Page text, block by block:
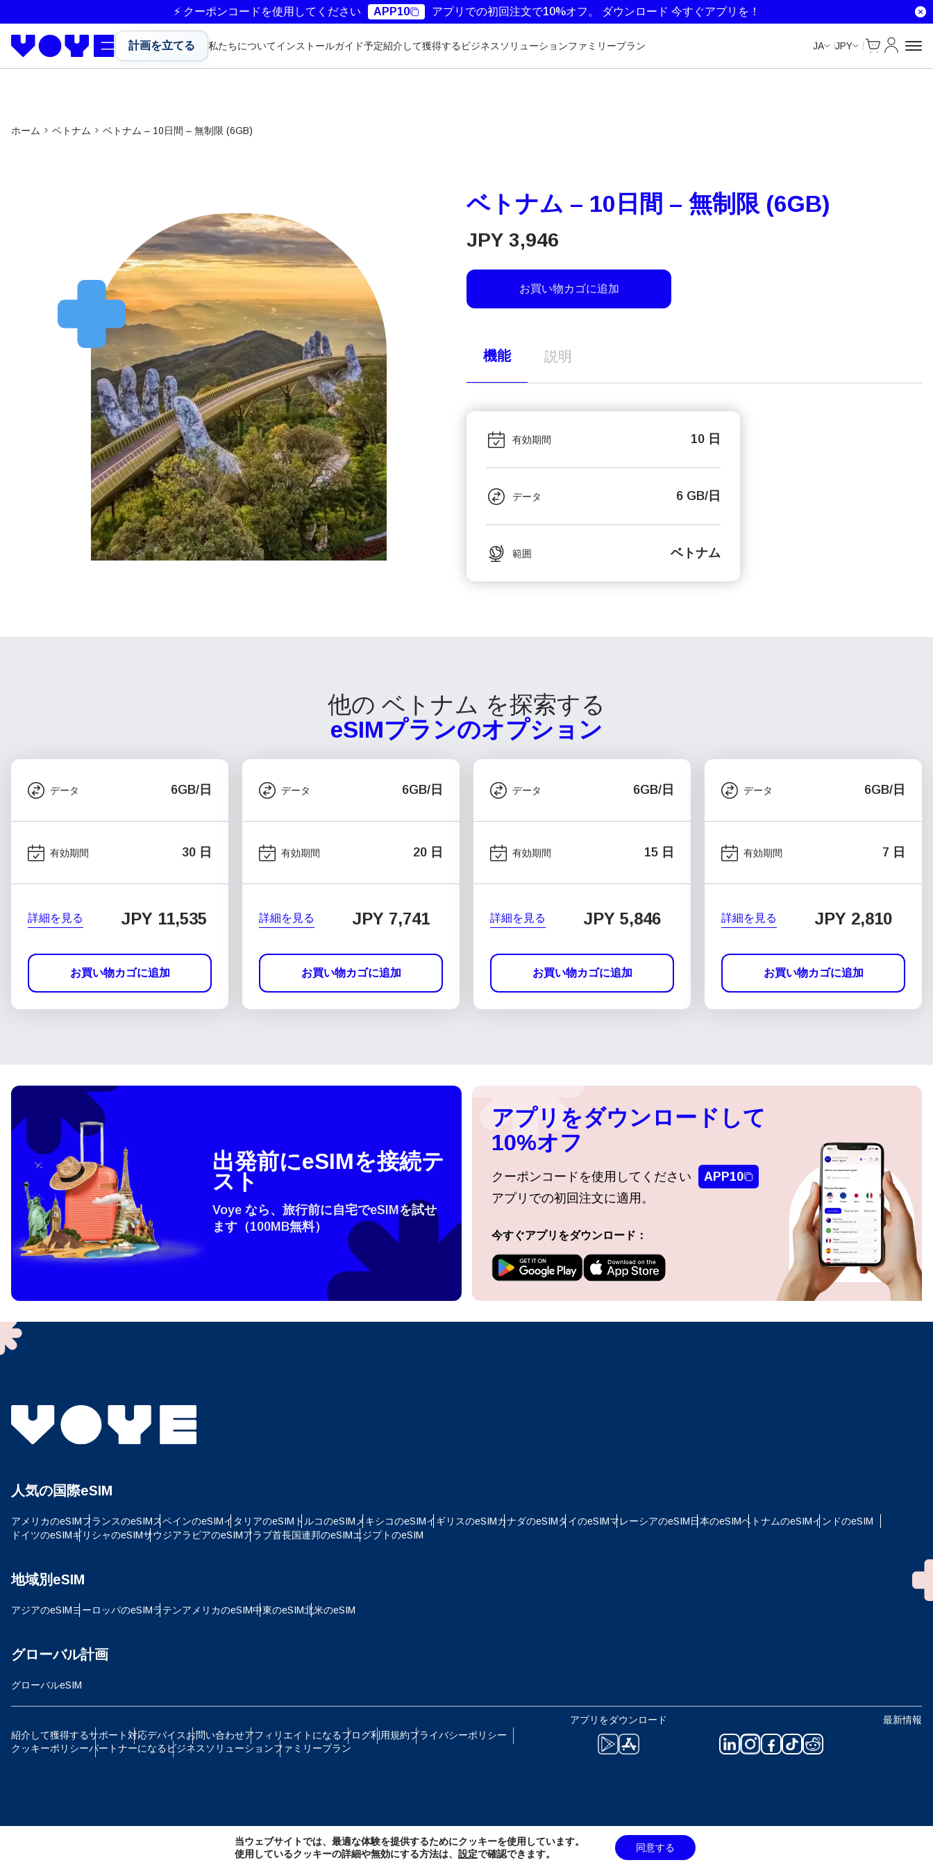
⚡ クーポンコードを使用してください APP10 アプリでの初回注文で10%オフ。 ダウンロード 今すぐアプリを！
計画を立てる 私たちについてインストールガイド予定紹介して獲得する ビジネスソリューションファミリープラン JA JPY
Cart
マイアカ
ホーム ベトナム ベトナム – 10日間 – 無制限 (6GB)
ベトナム – 10日間 – 無制限 (6GB)
JPY 3,946
お買い物カゴに追加
機能 説明
有効期間 10 日
データ 6 GB/日
範囲 ベトナム
他の ベトナム を探索する
eSIMプランのオプション
データ 6GB/日
有効期間 30 日
詳細を見る JPY 11,535
お買い物カゴに追加
データ 6GB/日
有効期間 20 日
詳細を見る JPY 7,741
お買い物カゴに追加
データ 6GB/日
有効期間 15 日
詳細を見る JPY 5,846
お買い物カゴに追加
データ 6GB/日
有効期間 7 日
詳細を見る JPY 2,810
お買い物カゴに追加
How do I get my eSim?
To get your eSIM, start by checking if your device supports eSIM
technology. Then, contact your mobile carrier to request an eSIM activation.
or enter in your device settings. Once activated, you can enjoy the benefits
出発前にeSIMを接続テ
スト
Voye なら、旅行前に自宅でeSIMを試せ
ます（100MB無料）
アプリをダウンロードして
10%オフ
クーポンコードを使用してください
APP10
アプリでの初回注文に適用。
今すぐアプリをダウンロード：
人気の国際eSIM
アメリカのeSIMフランスのeSIMスペインのeSIMイタリアのeSIM トルコのeSIMメキシコのeSIMイギリスのeSIMカナダのeSIMタイのeSIMマレーシアのeSIM日本のeSIMベトナムのeSIMインドのeSIM
ドイツのeSIMギリシャのeSIMサウジアラビアのeSIMアラブ首長国連邦のeSIMエジプトのeSIM
地域別eSIM
アジアのeSIMヨーロッパのeSIMラテンアメリカのeSIM中東のeSIM北米のeSIM
グローバル計画
グローバルeSIM
紹介して獲得するサポート対応デバイスお問い合わせアフィリエイトになるブログ利用規約プライバシーポリシー
クッキーポリシーパートナーになるビジネスソリューションファミリープラン
アプリをダウンロード 最新情報
言語を選択
CAD - カナダドル
CHF - スイス・フラン NZD - ニュージーランド・ドル
ログインまたは登録
アカウントにログインするか、数秒でアカウントを作成してください。
当ウェブサイトでは、最適な体験を提供するためにクッキーを使用しています。
使用しているクッキーの詳細や無効にする方法は、 設定で確認できます。
同意する